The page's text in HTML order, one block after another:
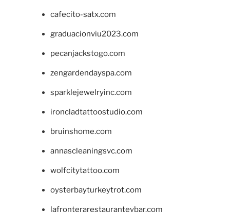
cafecito-satx.com
graduacionviu2023.com
pecanjackstogo.com
zengardendayspa.com
sparklejewelryinc.com
ironcladtattoostudio.com
bruinshome.com
annascleaningsvc.com
wolfcitytattoo.com
oysterbayturkeytrot.com
lafronterarestauranteybar.com